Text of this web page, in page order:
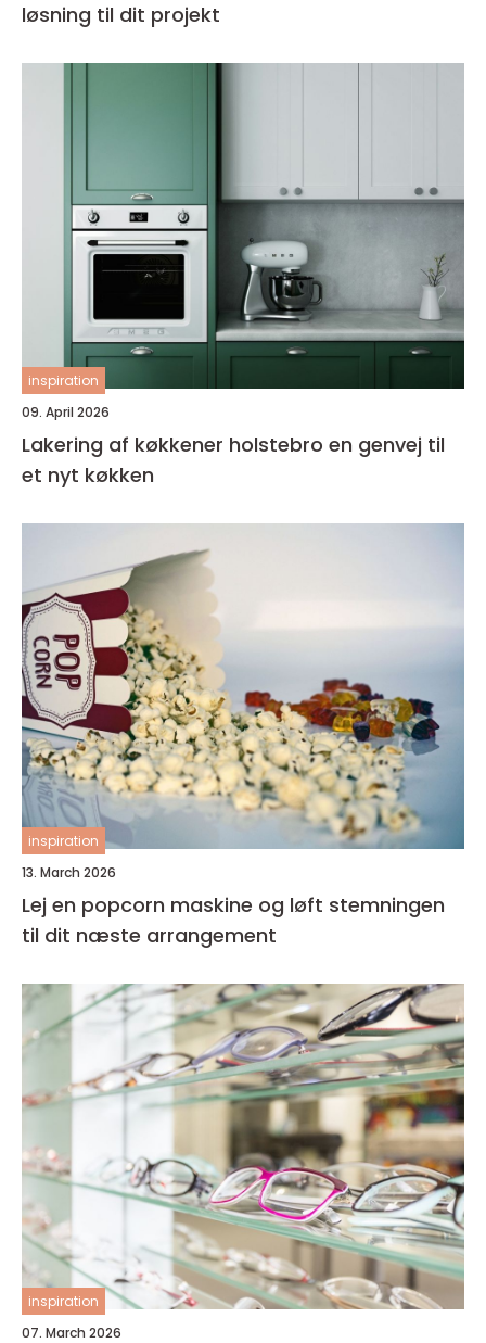
løsning til dit projekt
inspiration
09. April 2026
Lakering af køkkener holstebro en genvej til
et nyt køkken
inspiration
13. March 2026
Lej en popcorn maskine og løft stemningen
til dit næste arrangement
inspiration
07. March 2026